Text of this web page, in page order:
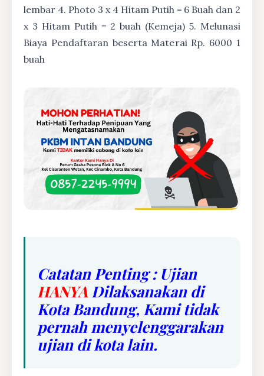
lembar 4. Photo 3 x 4 Hitam Putih = 6 Buah dan 2
x 3 Hitam Putih = 2 buah (Kemeja) 5. Melunasi
Biaya Pendaftaran beserta Materai Rp. 6000 1
buah
Catatan Penting : Ujian
HANYA Dilaksanakan di
Kota Bandung, Kami tidak
pernah menyelenggarakan
ujian di kota lain.